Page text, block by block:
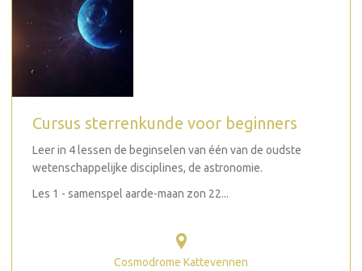
Cursus sterrenkunde voor beginners
Leer in 4 lessen de beginselen van één van de oudste
wetenschappelijke disciplines, de astronomie.
Les 1 - samenspel aarde-maan zon 22...
Cosmodrome Kattevennen